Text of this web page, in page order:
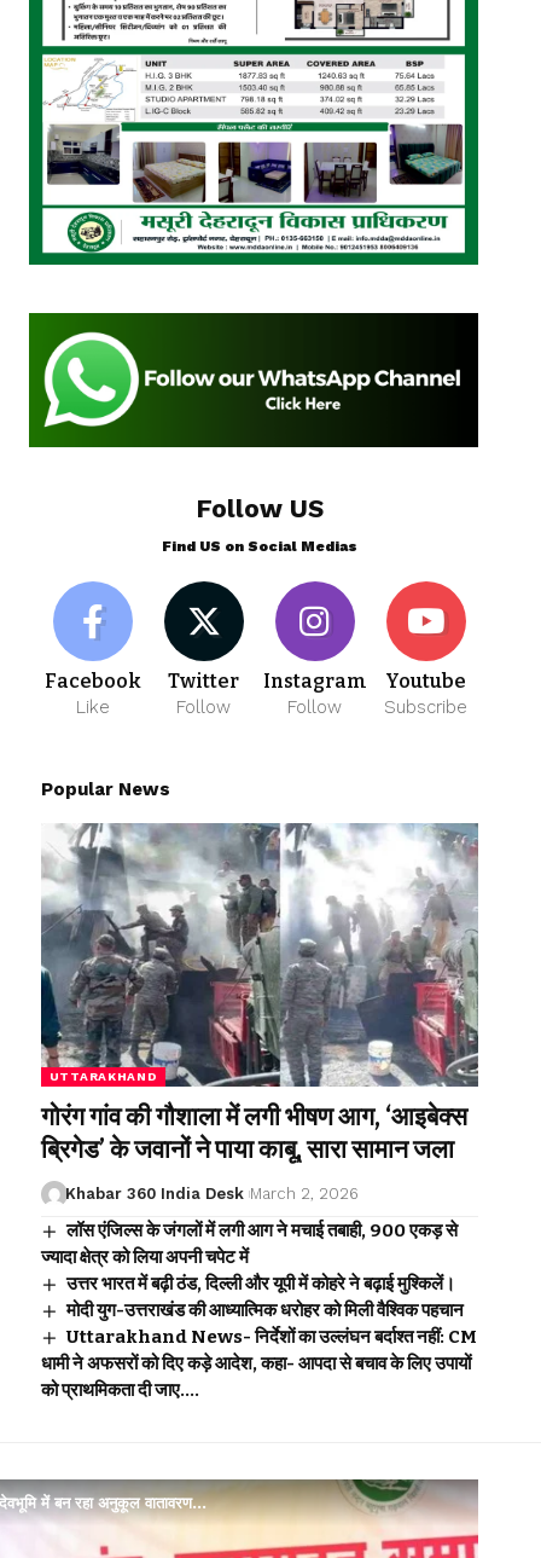
Follow US
Find US on Social Medias
Facebook
Like
Twitter
Follow
Instagram
Follow
Youtube
Subscribe
Popular News
UTTARAKHAND
गोरंग गांव की गौशाला में लगी भीषण आग, ‘आइबेक्स
ब्रिगेड’ के जवानों ने पाया काबू, सारा सामान जला
Khabar 360 India Desk March 2, 2026
लॉस एंजिल्स के जंगलों में लगी आग ने मचाई तबाही, 900 एकड़ से
ज्यादा क्षेत्र को लिया अपनी चपेट में
उत्तर भारत में बढ़ी ठंड, दिल्ली और यूपी में कोहरे ने बढ़ाई मुश्किलें।
मोदी युग-उत्तराखंड की आध्यात्मिक धरोहर को मिली वैश्विक पहचान
Uttarakhand News- निर्देशों का उल्लंघन बर्दाश्त नहीं: CM
धामी ने अफसरों को दिए कड़े आदेश, कहा- आपदा से बचाव के लिए उपायों
को प्राथमिकता दी जाए….
में बन रहा अनुकूल वातावरण…